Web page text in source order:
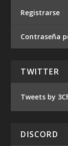
Registrarse
Contraseña
TWITTER
Tweets by
DISCORD